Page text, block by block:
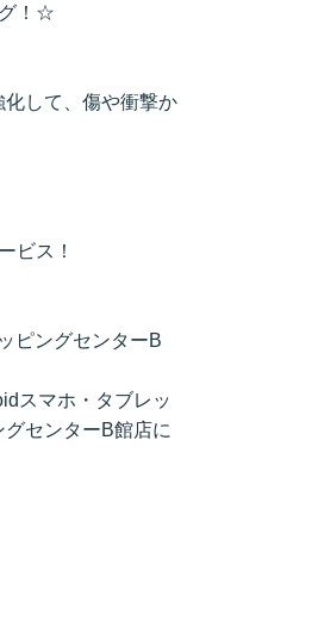
！☆
して、傷や衝撃か
ビス！
ピングセンターB
スマホ・タブレッ
センターB館店に